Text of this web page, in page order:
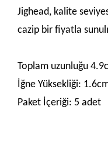
Jighead, kalite
cazip bir fiyatla
Toplam uzunluğu
İğne Yüksekliği:
Paket İçeriği: 5 adet